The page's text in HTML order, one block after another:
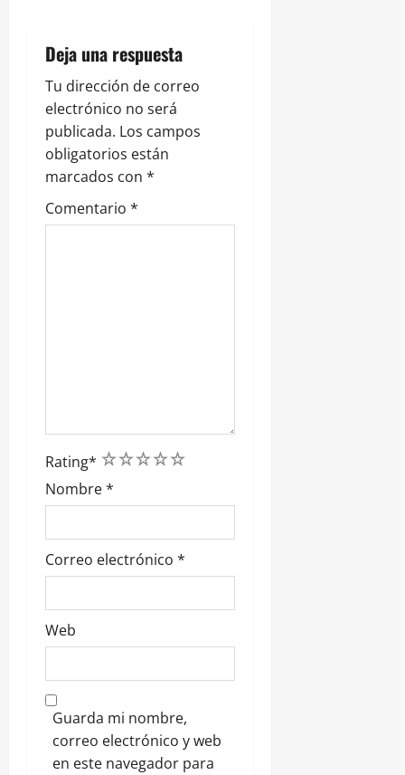
n
t
r
a
d
a
Deja una respuesta
Tu dirección de correo
electrónico no será
publicada. Los campos
obligatorios están
marcados con *
Comentario *
Rating* 5
4
3
2
1
Nombre*
Correo electrónico *
Web
Guarda mi nombre,
correo electrónico y web
en este navegador para